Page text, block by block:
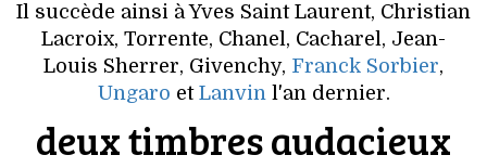
BEAUTÉ
MODE DE RUE
JEUNES CRÉATEURS
Il succède ainsi à Yves Saint Laurent, Christian
Lacroix, Torrente, Chanel, Cacharel, Jean-
Louis Sherrer, Givenchy, Franck Sorbier,
Ungaro et Lanvinl'an dernier.
deux timbres audacieux